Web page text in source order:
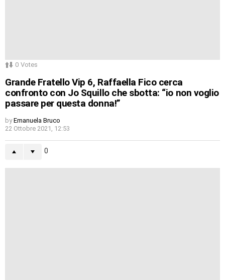
0 Votes
Grande Fratello Vip 6, Raffaella Fico cerca
confronto con Jo Squillo che sbotta: “io non voglio
passare per questa donna!”
by Emanuela Bruco
22 Ottobre 2021, 12:53
0